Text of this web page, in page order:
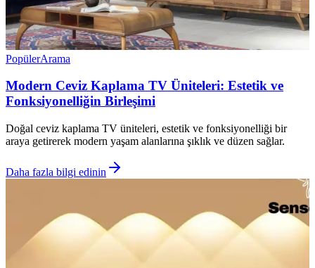
PopülerArama
Modern Ceviz Kaplama TV Üniteleri: Estetik ve
Fonksiyonelliğin Birleşimi
Doğal ceviz kaplama TV üniteleri, estetik ve fonksiyonelliği bir
araya getirerek modern yaşam alanlarına şıklık ve düzen sağlar.
Daha fazla bilgi edinin